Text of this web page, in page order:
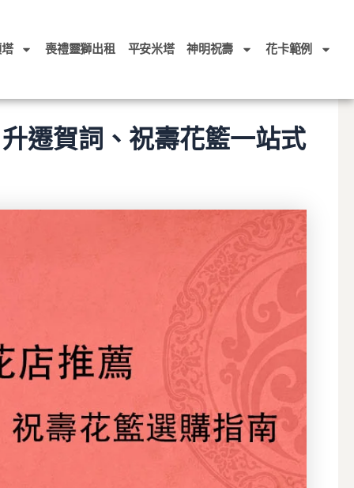
喪禮靈獅出租 平安米塔 神明祝壽 花卡範例
遷賀詞、祝壽花籃一站式